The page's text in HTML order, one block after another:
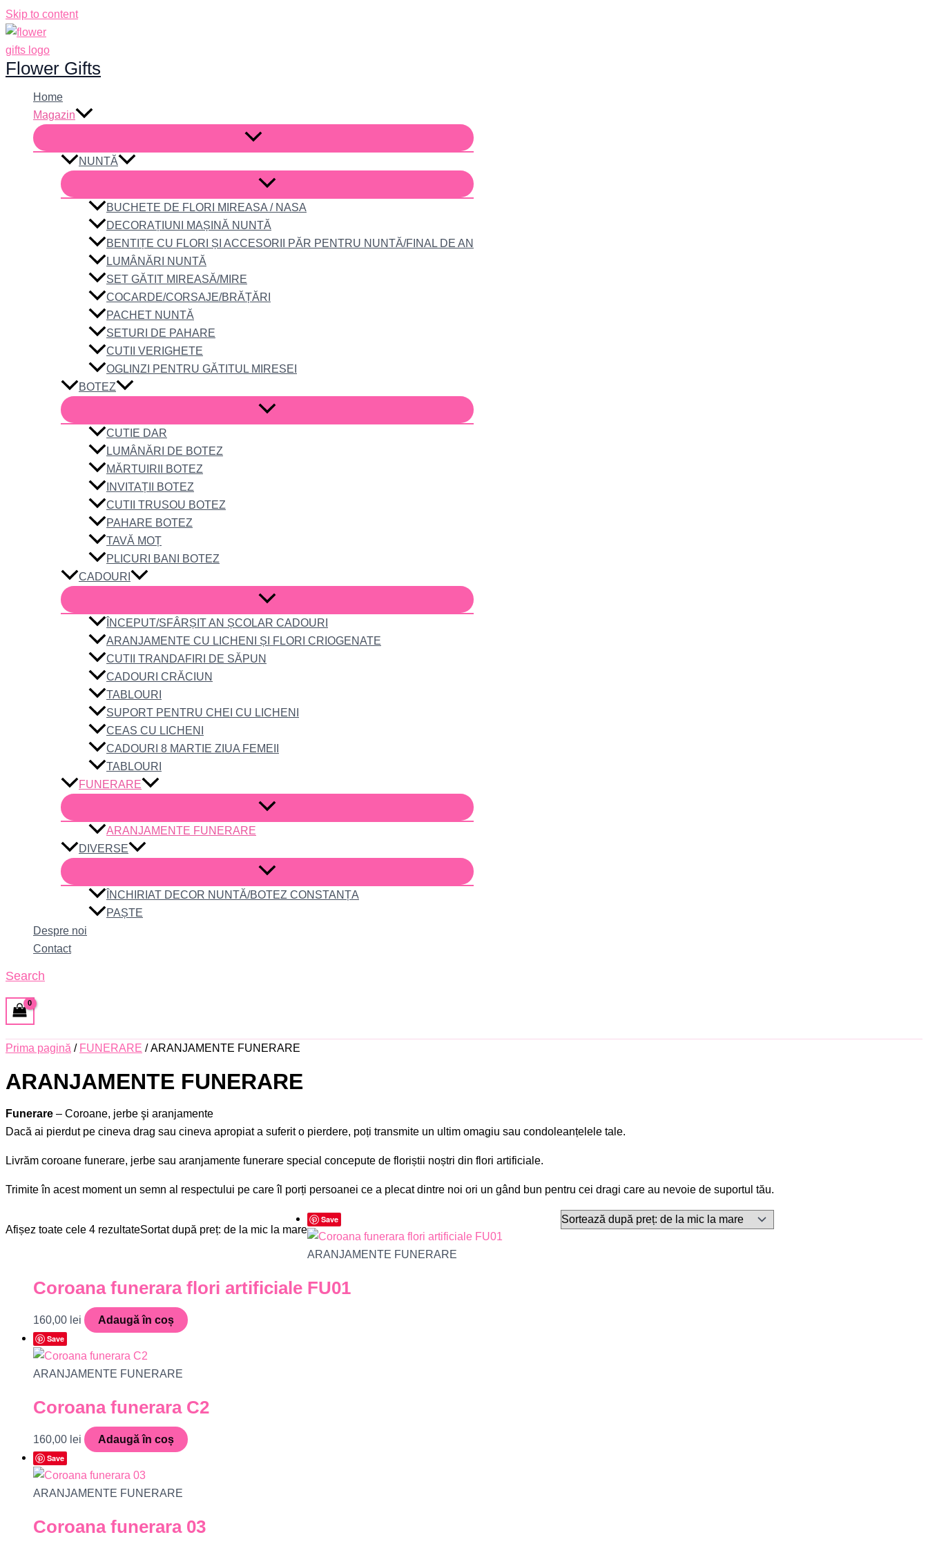
Skip to content
Flower Gifts
Home
Magazin
NUNTĂ
BUCHETE DE FLORI MIREASA / NASA
DECORAȚIUNI MAȘINĂ NUNTĂ
BENTIȚE CU FLORI ȘI ACCESORII PĂR PENTRU NUNTĂ/FINAL DE AN
LUMÂNĂRI NUNTĂ
SET GĂTIT MIREASĂ/MIRE
COCARDE/CORSAJE/BRĂȚĂRI
PACHET NUNTĂ
SETURI DE PAHARE
CUTII VERIGHETE
OGLINZI PENTRU GĂTITUL MIRESEI
BOTEZ
CUTIE DAR
LUMÂNĂRI DE BOTEZ
MĂRTUIRII BOTEZ
INVITAȚII BOTEZ
CUTII TRUSOU BOTEZ
PAHARE BOTEZ
TAVĂ MOȚ
PLICURI BANI BOTEZ
CADOURI
ÎNCEPUT/SFÂRȘIT AN ȘCOLAR CADOURI
ARANJAMENTE CU LICHENI ȘI FLORI CRIOGENATE
CUTII TRANDAFIRI DE SĂPUN
CADOURI CRĂCIUN
TABLOURI
SUPORT PENTRU CHEI CU LICHENI
CEAS CU LICHENI
CADOURI 8 MARTIE ZIUA FEMEII
TABLOURI
FUNERARE
ARANJAMENTE FUNERARE
DIVERSE
ÎNCHIRIAT DECOR NUNTĂ/BOTEZ CONSTANȚA
PAȘTE
Despre noi
Contact
Search
Prima pagină / FUNERARE / ARANJAMENTE FUNERARE
ARANJAMENTE FUNERARE
Funerare – Coroane, jerbe şi aranjamente
Dacă ai pierdut pe cineva drag sau cineva apropiat a suferit o pierdere, poți transmite un ultim omagiu sau condoleanțelele tale.
Livrăm coroane funerare, jerbe sau aranjamente funerare special concepute de floriștii noștri din flori artificiale.
Trimite în acest moment un semn al respectului pe care îl porți persoanei ce a plecat dintre noi ori un gând bun pentru cei dragi care au nevoie de suportul tău.
Afișez toate cele 4 rezultateSortat după preț: de la mic la mare
Save
ARANJAMENTE FUNERARE
Coroana funerara flori artificiale FU01
160,00 lei Adaugă în coș
Save
ARANJAMENTE FUNERARE
Coroana funerara C2
160,00 lei Adaugă în coș
Save
ARANJAMENTE FUNERARE
Coroana funerara 03